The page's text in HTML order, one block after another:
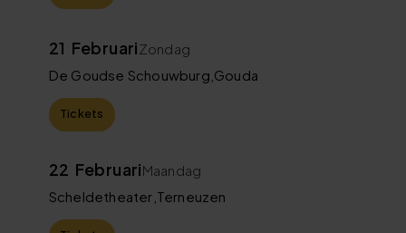
21 FebruariZondag
De Goudse Schouwburg Gouda
Tickets
22 FebruariMaandag
Scheldetheater Terneuzen